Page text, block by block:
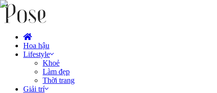
Hoa hậu
Lifestyle
Khoẻ
Làm đẹp
Thời trang
Giải trí